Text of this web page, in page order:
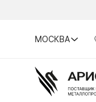
МОСКВА